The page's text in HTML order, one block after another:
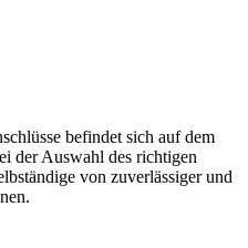
befindet sich auf dem
der Auswahl des richtigen
von zuverlässiger und